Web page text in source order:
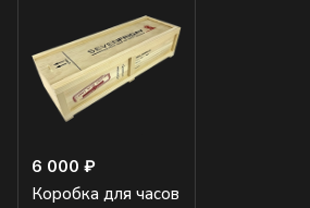
6 000 ₽
Коробка для часов